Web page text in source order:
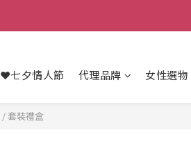
❤️七夕情人節 代理品牌 女性選物
/ 套裝禮盒